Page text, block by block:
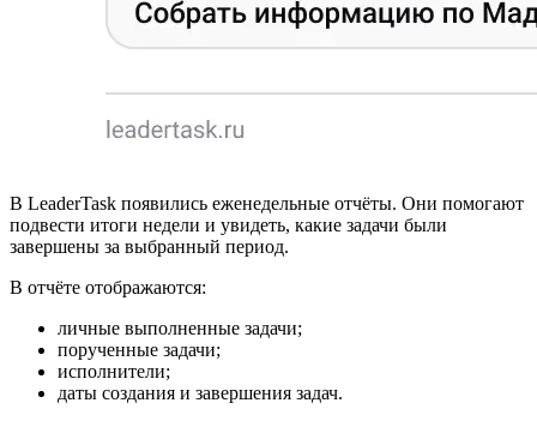
В LeaderTask появились еженедельные отчёты. Они помогают
подвести итоги недели и увидеть, какие задачи были
завершены за выбранный период.
В отчёте отображаются:
личные выполненные задачи;
порученные задачи;
исполнители;
даты создания и завершения задач.